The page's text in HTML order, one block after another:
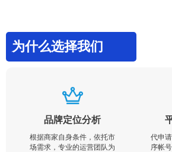
为什么选择我们
品牌定位分析
根据商家自身条件，依托市
场需求，专业的运营团队为
代申
序帐